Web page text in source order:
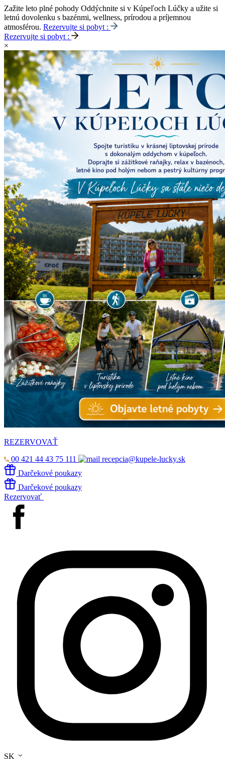
Zažite leto plné pohody Oddýchnite si v Kúpeľoch Lúčky a užite si
letnú dovolenku s bazénmi, wellness, prírodou a príjemnou
atmosférou. Rezervujte si pobyt :
Rezervujte si pobyt :
×
REZERVOVAŤ
00 421 44 43 75 111
recepcia@kupele-lucky.sk
Darčekové poukazy
Darčekové poukazy
Rezervovať
SK